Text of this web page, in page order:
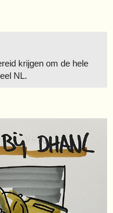
krijgen om de hele
NL.